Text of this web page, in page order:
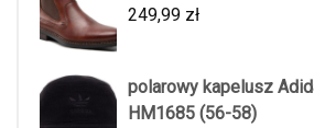
249,99 zł
polarowy kapelusz
HM1685 (56-58)